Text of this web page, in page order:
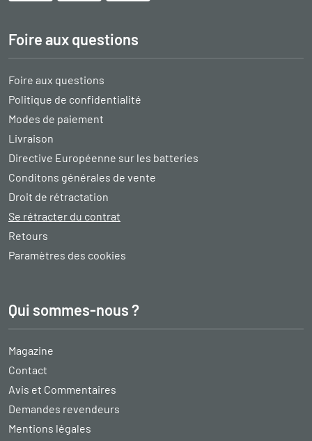
Foire aux questions
Foire aux questions
Politique de confidentialité
Modes de paiement
Livraison
Directive Européenne sur les batteries
Conditons générales de vente
Droit de rétractation
Se rétracter du contrat
Retours
Paramètres des cookies
Qui sommes-nous ?
Magazine
Contact
Avis et Commentaires
Demandes revendeurs
Mentions légales